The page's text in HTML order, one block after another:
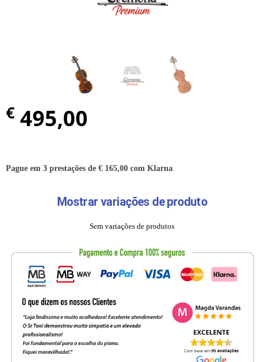
€ 495,00
Pague em 3 prestações de € 165,00 com Klarna.
Mostrar variações de produto
Sem variações de produtos